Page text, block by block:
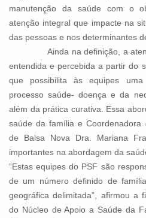
manutenção da saúde com o
atenção integral que impacte na
das pessoas e nos determinantes
Ainda na definição, a
entendida e percebida a partir do
que possibilita às equipes
processo saúde- doença e da
além da prática curativa. Essa
saúde da família e Coordenadora
de Balsa Nova Dra. Mariana
importantes na abordagem da
“Estas equipes do PSF são
de um número definido de
geográfica delimitada”, afirmou a
do Núcleo de Apoio a Saúde da